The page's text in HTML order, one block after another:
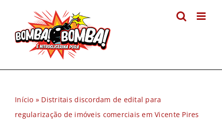
conteúdo
Início » Distritais discordam de edital para
regularização de imóveis comerciais em Vicente Pires